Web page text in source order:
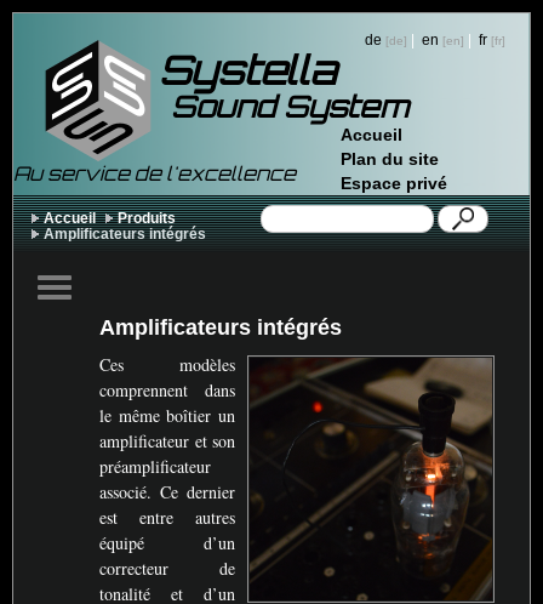
Systella
Au service de l'excellence
Sound System
de | en | fr
Accueil
Plan du site
Espace privé
Accueil
Produits
Amplificateurs intégrés
Amplificateurs intégrés
Ces modèles
comprennent dans
le même boîtier un
amplificateur et son
préamplificateur
associé. Ce dernier
est entre autres
équipé d’un
correcteur de
tonalité et d’un